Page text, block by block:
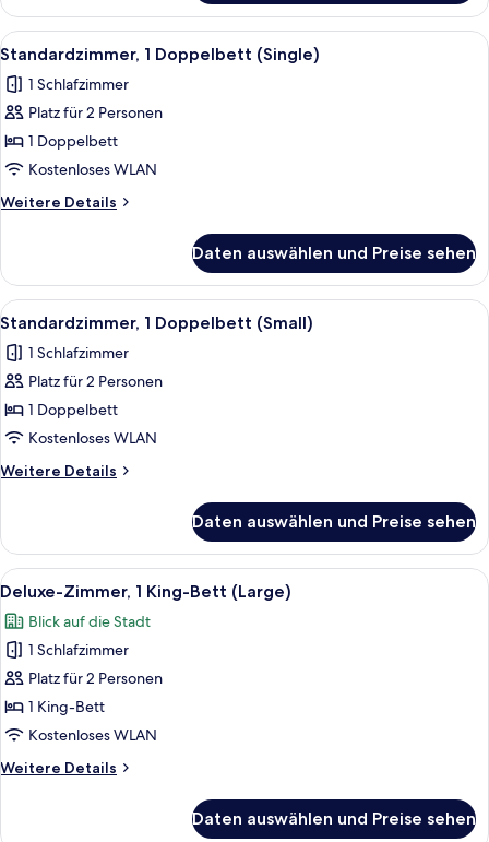
Zimmer,
2 Doppelbetten
(Double)
Alle
Fotos
für
Standardzimmer,
1
Doppelbett
(Single)
anzeigen
1 Schlafzimmer, hochwertige
4
Standardzimmer, 1 Doppelbett (Single)
1 Schlafzimmer
Platz für 2 Personen
1 Doppelbett
Kostenloses WLAN
Weitere Details
Weitere
1
Doppelbett
(Single)
Daten auswählen und Preise sehen
Alle
Fotos
für
Standardzimmer,
1
Doppelbett
(Small)
anzeigen
Ein Schlafzimmer mit einem Bett,
8
Standardzimmer, 1 Doppelbett (Small)
1 Schlafzimmer
Platz für 2 Personen
1 Doppelbett
Kostenloses WLAN
Weitere Details
Weitere
1
Doppelbett
(Small)
Daten auswählen und Preise sehen
Alle
Fotos
für
Deluxe-
Zimmer,
1 King-
Bett
anzeigen
Ein Schlafzimmer mit einem Bett,
7
Deluxe-Zimmer, 1 King-Bett (Large)
Blick auf die Stadt
1 Schlafzimmer
Platz für 2 Personen
1 King-Bett
Kostenloses WLAN
Weitere Details
Weitere
Daten auswählen und Preise sehen